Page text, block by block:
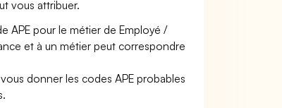
vous attribuer.
APE pour le métier de Employé /
et à un métier peut correspondre
donner les codes APE probables